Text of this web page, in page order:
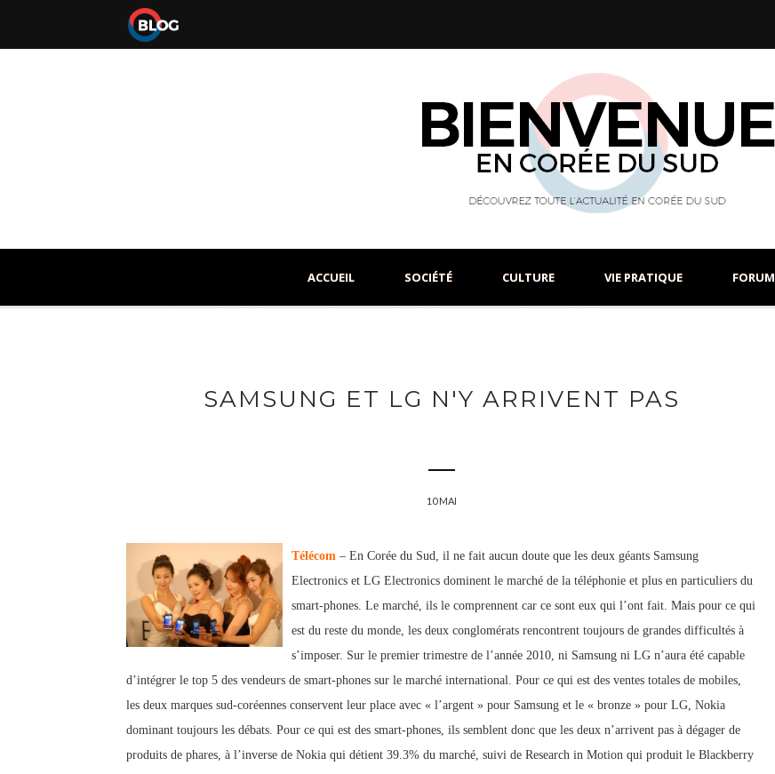
ACCUEIL SOCIÉTÉ CULTURE VIE PRATIQUE FORUM
SAMSUNG ET LG N'Y ARRIVENT PAS
10 MAI
Télécom – En Corée du Sud, il ne fait aucun doute que les deux géants Samsung
Electronics et LG Electronics dominent le marché de la téléphonie et plus en particuliers du
smart-phones. Le marché, ils le comprennent car ce sont eux qui l’ont fait. Mais pour ce qui
est du reste du monde, les deux conglomérats rencontrent toujours de grandes difficultés à
s’imposer. Sur le premier trimestre de l’année 2010, ni Samsung ni LG n’aura été capable
d’intégrer le top 5 des vendeurs de smart-phones sur le marché international. Pour ce qui est des ventes totales de mobiles,
les deux marques sud-coréennes conservent leur place avec « l’argent » pour Samsung et le « bronze » pour LG, Nokia
dominant toujours les débats. Pour ce qui est des smart-phones, ils semblent donc que les deux n’arrivent pas à dégager de
produits de phares, à l’inverse de Nokia qui détient 39.3% du marché, suivi de Research in Motion qui produit le Blackberry